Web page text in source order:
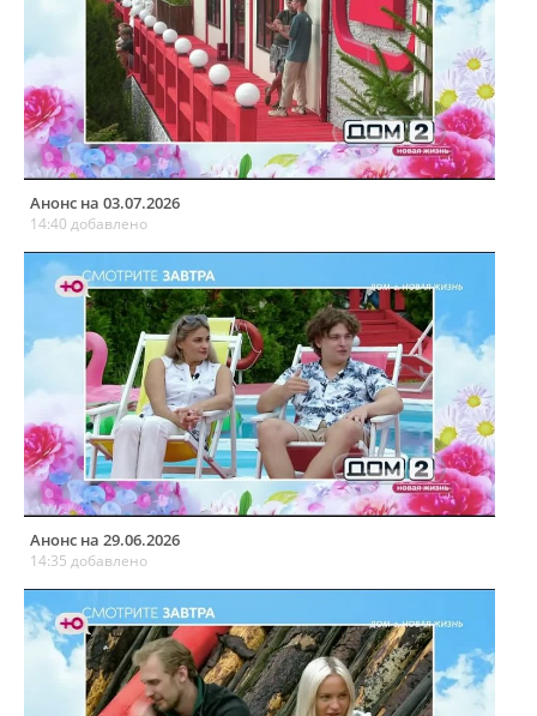
Анонс на 03.07.2026
14:40 добавлено
Анонс на 29.06.2026
14:35 добавлено